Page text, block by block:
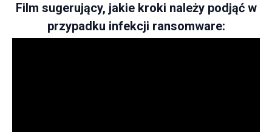
Film sugerujący, jakie kroki należy podjąć w
przypadku infekcji ransomware: